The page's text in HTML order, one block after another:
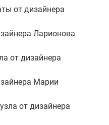
от дизайнера
Ларионова
от дизайнера
Марии
от дизайнера